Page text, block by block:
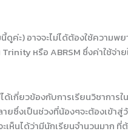
ดูค่ะ) อาจจะไม่ได้ต้องใช้ความ
หรือ ABRSM ซึ่งค่าใช้จ่
เกี่ยวข้องกับการเรียนวิชากา
ซึ่งเป็นช่วงที่น้องๆจะต้องเข้า
ห็นได้ว่ามีนักเรียนจำนวนมาก